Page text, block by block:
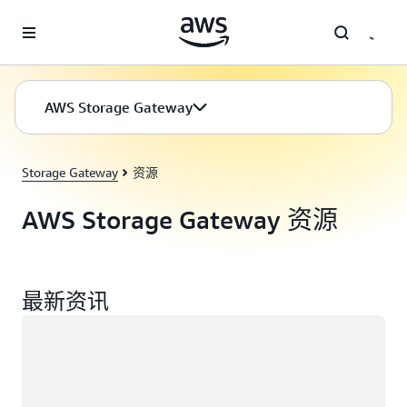
AWS Storage Gateway
Storage Gateway 资源
AWS Storage Gateway 资源
最新资讯